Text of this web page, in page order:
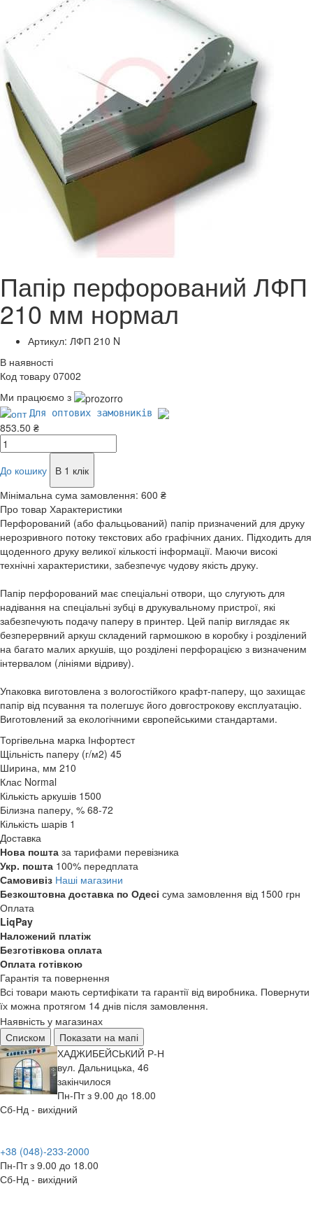
Папір перфорований ЛФП
210 мм нормал
Артикул: ЛФП 210 N
В наявності
Код товару 07002
Ми працюємо з
Для оптових замовників
853.50 ₴
До кошику
В 1 клік
Мінімальна сума замовлення: 600 ₴
Про товар Характеристики
Перфорований (або фальцьований) папір призначений для друку
нерозривного потоку текстових або графічних даних. Підходить для
щоденного друку великої кількості інформації. Маючи високі
технічні характеристики, забезпечує чудову якість друку.
Папір перфорований має спеціальні отвори, що слугують для
надівання на спеціальні зубці в друкувальному пристрої, які
забезпечують подачу паперу в принтер. Цей папір виглядає як
безперервний аркуш складений гармошкою в коробку і розділений
на багато малих аркушів, що розділені перфорацією з визначеним
інтервалом (лініями відриву).
Упаковка виготовлена з вологостійкого крафт-паперу, що захищає
папір від псування та полегшує його довгострокову експлуатацію.
Виготовлений за екологічними європейськими стандартами.
Торгівельна марка Інфортест
Щільність паперу (г/м2) 45
Ширина, мм 210
Клас Normal
Кількість аркушів 1500
Білизна паперу, % 68-72
Кількість шарів 1
Доставка
Нова пошта за тарифами перевізника
Укр. пошта 100% передплата
Самовивіз Наші магазини
Безкоштовна доставка по Одесі сума замовлення від 1500 грн
Оплата
LiqPay
Наложений платіж
Безготівкова оплата
Оплата готівкою
Гарантія та повернення
Всі товари мають сертифікати та гарантії від виробника. Повернути
їх можна протягом 14 днів після замовлення.
Наявність у магазинах
Списком
Показати на мапі
ХАДЖИБЕЙСЬКИЙ Р-Н
вул. Дальницька, 46
закінчилося
Пн-Пт з 9.00 до 18.00
Сб-Нд - вихідний
+38 (048)-233-2000
Пн-Пт з 9.00 до 18.00
Сб-Нд - вихідний